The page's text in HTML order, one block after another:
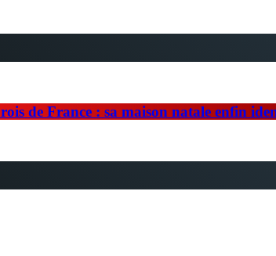
de France : sa maison natale enfin